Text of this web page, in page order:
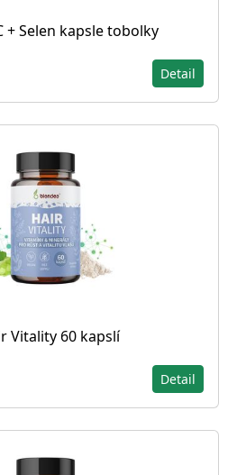
+ Selen kapsle tobolky
Detail
Vitality 60 kapslí
Detail